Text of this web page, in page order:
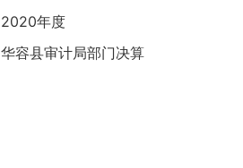
2020年度
华容县审计局部门决算